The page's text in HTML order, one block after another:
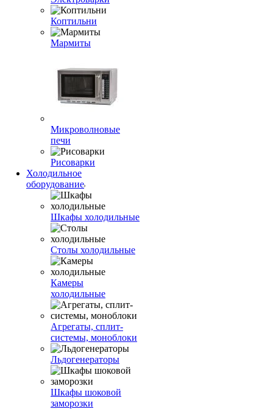
Коптильни
Мармиты
Микроволновые
печи
Рисоварки
Холодильное
оборудование
Шкафы холодильные
Столы холодильные
Камеры
холодильные
Агрегаты, сплит-
системы, моноблоки
Льдогенераторы
Шкафы шоковой
заморозки